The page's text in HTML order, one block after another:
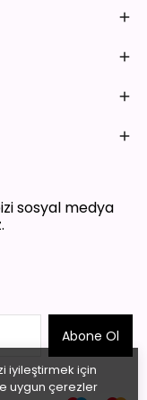
iyileştirmek için
uygun çerezler
sosyal medya
Abone Ol